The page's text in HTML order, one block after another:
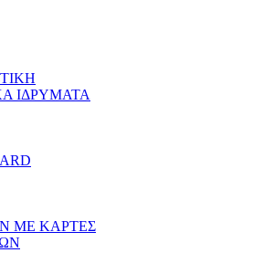
ΙΔΡΥΜΑΤΑ
ΜΕ ΚΑΡΤΕΣ